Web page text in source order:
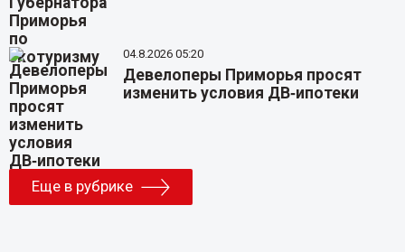
04.8.2026 05:20
Девелоперы Приморья просят
изменить условия ДВ‑ипотеки
Еще в рубрике